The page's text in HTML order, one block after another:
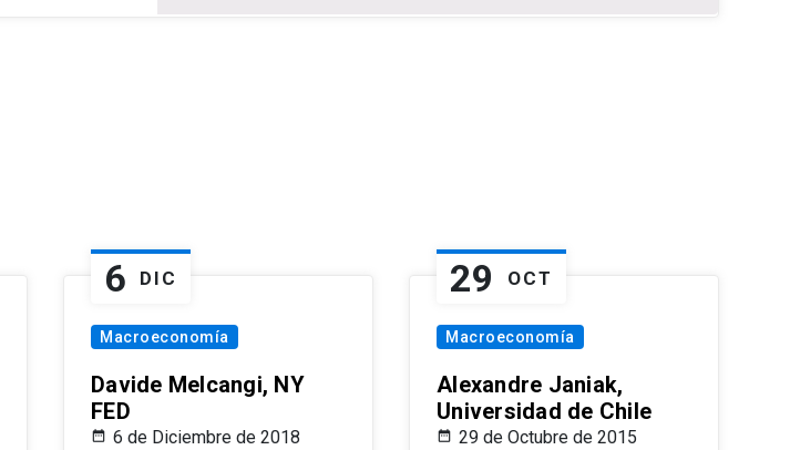
6 DIC
Macroeconomía
Davide Melcangi, NY
FED
6 de Diciembre de 2018
29 OCT
Macroeconomía
Alexandre Janiak,
Universidad de Chile
29 de Octubre de 2015